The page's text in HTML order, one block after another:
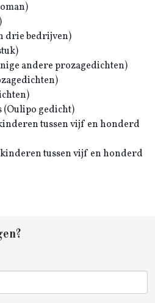
drie bedrijven)
andere prozagedichten)
(Oulipo gedicht)
tussen vijf en honderd
tussen vijf en honderd